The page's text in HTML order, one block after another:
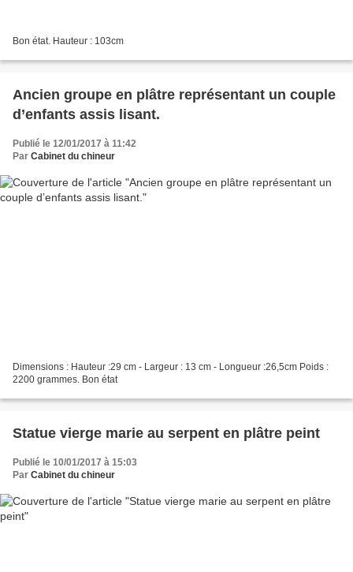
Bon état. Hauteur : 103cm
Ancien groupe en plâtre représentant un couple
d’enfants assis lisant.
Publié le 12/01/2017 à 11:42
Par Cabinet du chineur
Dimensions : Hauteur :29 cm - Largeur : 13 cm - Longueur :26,5cm Poids :
2200 grammes. Bon état
Statue vierge marie au serpent en plâtre peint
Publié le 10/01/2017 à 15:03
Par Cabinet du chineur